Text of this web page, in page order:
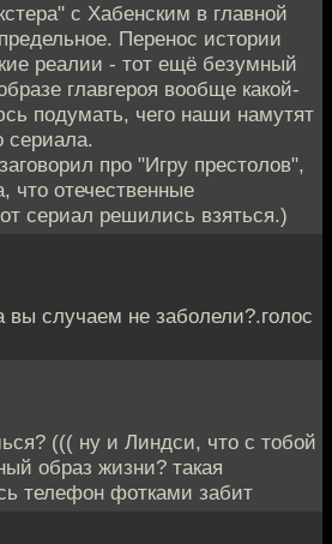
с Хабенским в главной
Перенос истории
реалии - тот ещё безумный
главгероя вообще какой-
подумать, чего наши намутят
сериала.
про "Игру престолов",
что отечественные
сериал решились взяться.)
случаем не заболели?.голос
((( ну и Линдси, что с тобой
образ жизни? такая
телефон фотками забит